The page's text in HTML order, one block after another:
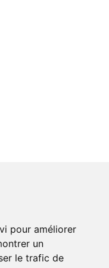
pour améliorer
un
le trafic de